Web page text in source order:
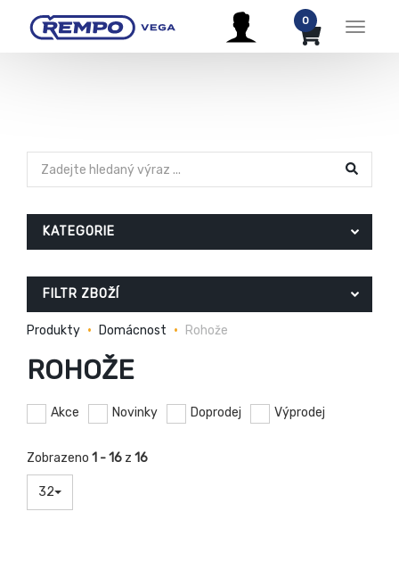
Menu
0
KATEGORIE
FILTR ZBOŽÍ
Produkty Domácnost Rohože
ROHOŽE
Akce Novinky Doprodej Výprodej
Zobrazeno 1 - 16 z 16
32